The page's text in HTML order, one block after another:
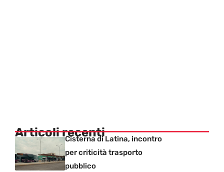
Articoli recentiCisterna di Latina, incontro
per criticità trasporto
pubblico